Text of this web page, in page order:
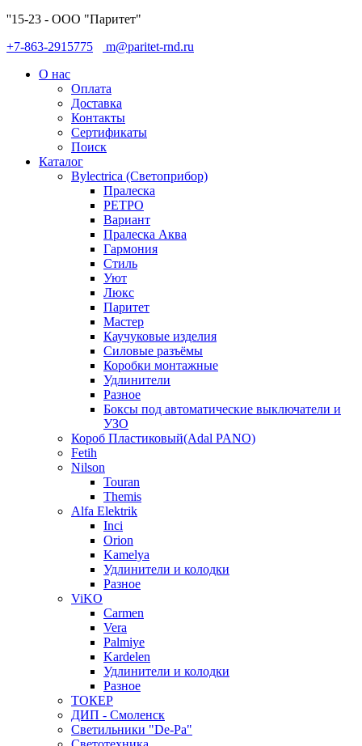
''15-23 - ООО "Паритет"
+7-863-2915775
m@paritet-rnd.ru
О нас
Оплата
Доставка
Контакты
Сертификаты
Поиск
Каталог
Bylectrica (Светоприбор)
Пралеска
РЕТРО
Вариант
Пралеска Аква
Гармония
Стиль
Уют
Люкс
Паритет
Мастер
Каучуковые изделия
Силовые разъёмы
Коробки монтажные
Удлинители
Разное
Боксы под автоматические выключатели и
УЗО
Короб Пластиковый(Adal PANO)
Fetih
Nilson
Touran
Themis
Alfa Elektrik
Inci
Orion
Kamelya
Удлинители и колодки
Разное
ViKO
Carmen
Vera
Palmiye
Kardelen
Удлинители и колодки
Разное
ТОКЕР
ДИП - Смоленск
Светильники "De-Pa"